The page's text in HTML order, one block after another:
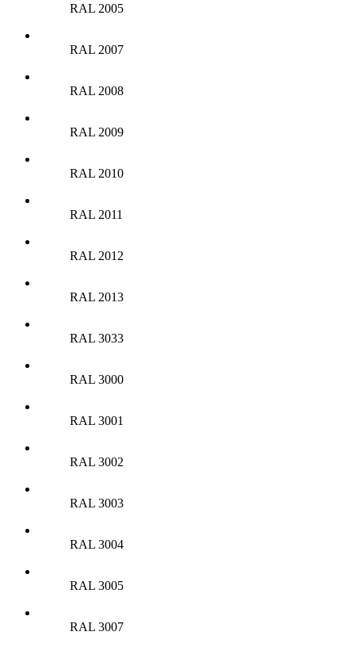
RAL 2005
RAL 2007
RAL 2008
RAL 2009
RAL 2010
RAL 2011
RAL 2012
RAL 2013
RAL 3033
RAL 3000
RAL 3001
RAL 3002
RAL 3003
RAL 3004
RAL 3005
RAL 3007